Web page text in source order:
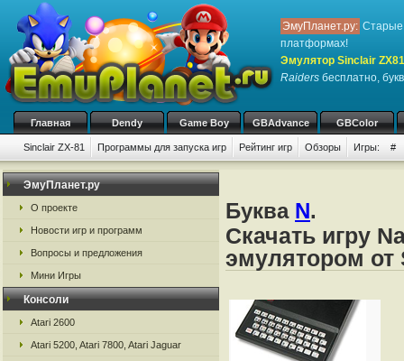
ЭмуПланет.ру: Старые
платформах!
Эмулятор Sinclair ZX81
Raiders бесплатно,
Главная Dendy Game Boy GBAdvance GBColor
Sinclair ZX-81 Программы для запуска игр Рейтинг игр Обзоры Игры: #
ЭмуПланет.ру
О проекте
Новости игр и программ
Вопросы и предложения
Мини Игры
Консоли
Atari 2600
Atari 5200, Atari 7800, Atari Jaguar
Буква N.
Скачать игру
эмулятором от